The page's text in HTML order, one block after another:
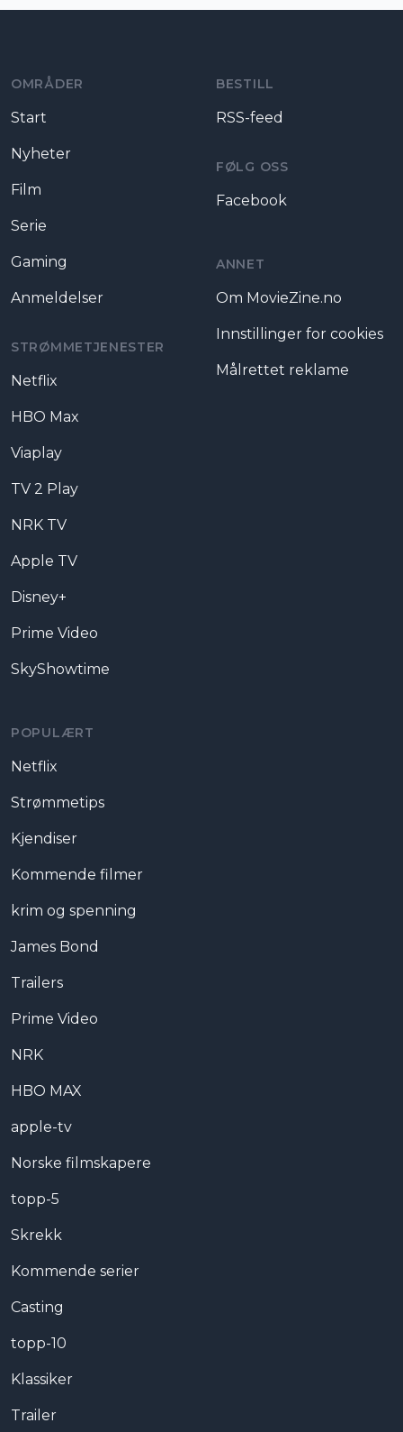
OMRÅDER
Start
Nyheter
Film
Serie
Gaming
Anmeldelser
STRØMMETJENESTER
Netflix
HBO Max
Viaplay
TV 2 Play
NRK TV
Apple TV
Disney+
Prime Video
SkyShowtime
POPULÆRT
Netflix
Strømmetips
Kjendiser
Kommende filmer
krim og spenning
James Bond
Trailers
Prime Video
NRK
HBO MAX
apple-tv
Norske filmskapere
topp-5
Skrekk
Kommende serier
Casting
topp-10
Klassiker
Trailer
BESTILL
RSS-feed
FØLG OSS
Facebook
ANNET
Om MovieZine.no
Innstillinger for cookies
Målrettet reklame